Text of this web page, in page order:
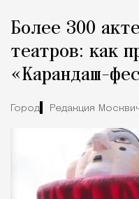
Более 300
театров: как
«Карандаш-
Город Редакция